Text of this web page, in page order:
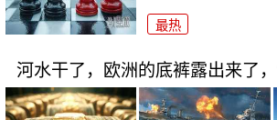
最热
河水干了，欧洲的底裤露出来了，